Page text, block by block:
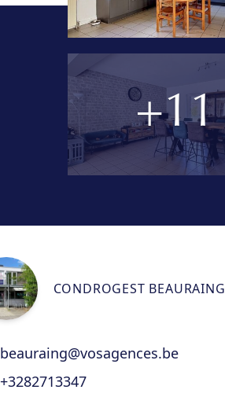
+11
CONDROGEST BEAURAING
beauraing@vosagences.be
+3282713347